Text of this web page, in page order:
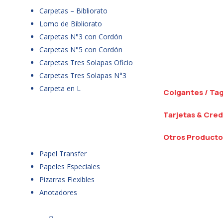
Carpetas – Bibliorato
Lomo de Bibliorato
Carpetas N°3 con Cordón
Carpetas N°5 con Cordón
Carpetas Tres Solapas Oficio
Carpetas Tres Solapas N°3
Carpeta en L
Colgantes /
Tarjetas &
Otros
Papel Transfer
Papeles Especiales
Pizarras Flexibles
Anotadores